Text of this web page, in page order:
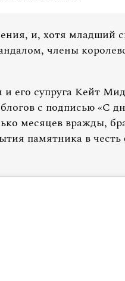
и, хотя младший
члены
его супруга Кейт
с подписью «С
месяцев вражды,
памятника в честь